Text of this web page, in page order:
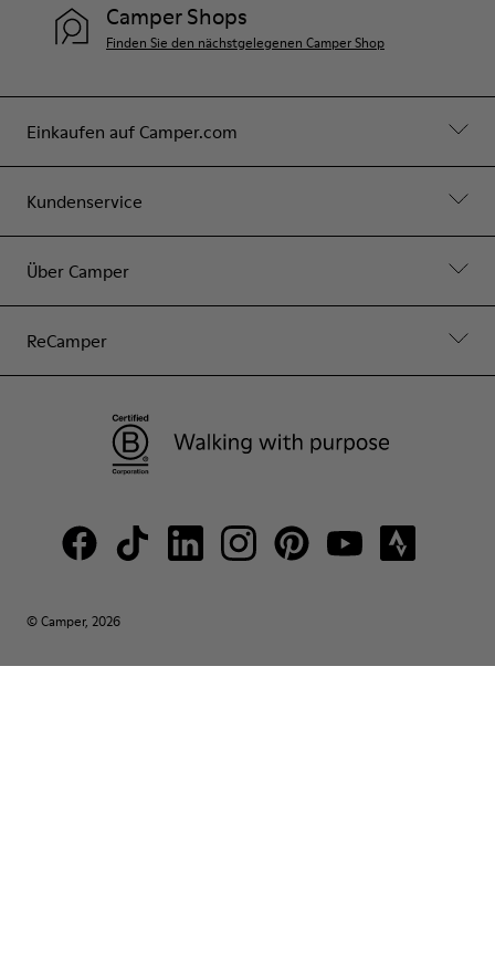
Einkaufen auf Camper.com
Kundenservice
Über Camper
ReCamper
Camper Shops
Finden Sie den nächstgelegenen Camper Shop
© Camper, 2026